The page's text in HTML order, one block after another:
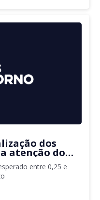
dos
atenção do
feira
0,25 e